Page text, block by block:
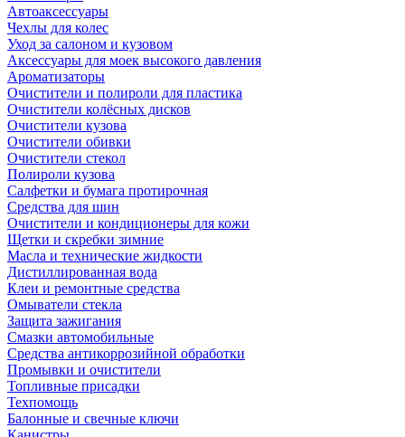
Автоаксессуары
Чехлы для колес
Уход за салоном и кузовом
Аксессуары для моек высокого давления
Ароматизаторы
Очистители и полироли для пластика
Очистители колёсных дисков
Очистители кузова
Очистители обивки
Очистители стекол
Полироли кузова
Салфетки и бумага протирочная
Средства для шин
Очистители и кондиционеры для кожи
Щетки и скребки зимние
Масла и технические жидкости
Дистиллированная вода
Клеи и ремонтные средства
Омыватели стекла
Защита зажигания
Смазки автомобильные
Средства антикоррозийной обработки
Промывки и очистители
Топливные присадки
Техпомощь
Балонные и свечные ключи